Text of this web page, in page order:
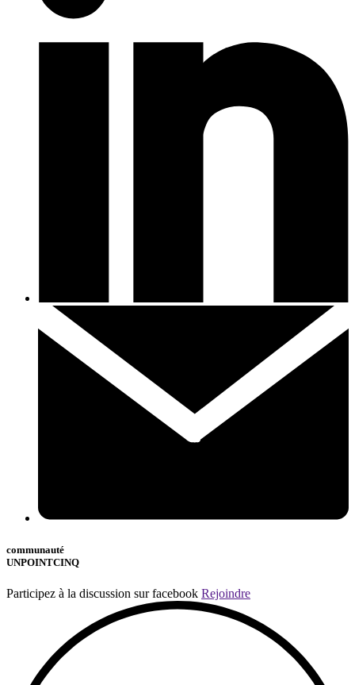
communauté
UNPOINTCINQ
Participez à la discussion sur facebook Rejoindre